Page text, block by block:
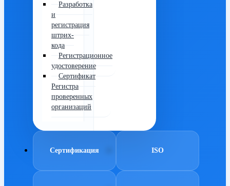
Разработка
и
регистрация
штрих-
кода
Регистрационное
удостоверение
Сертификат
Регистра
проверенных
организаций
Сертификация ISO